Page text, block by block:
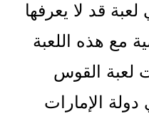
قد لا يعرفها
مع هذه اللعبة
عندما أدرجت لعبة القوس
الإمارات